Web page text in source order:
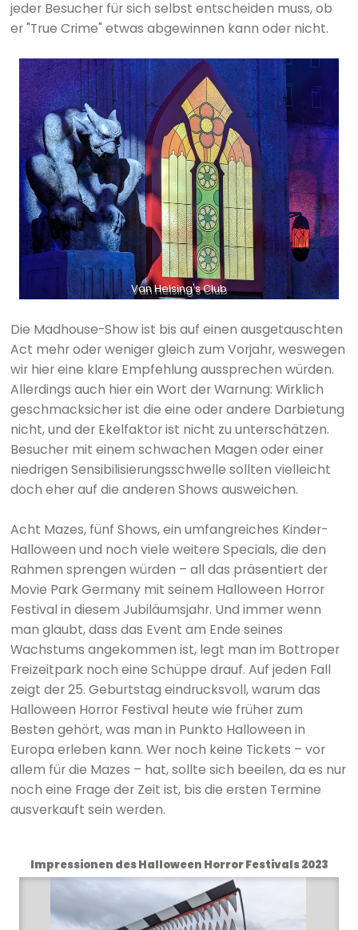
jeder Besucher für sich selbst entscheiden muss, ob
er "True Crime" etwas abgewinnen kann oder nicht.
Van Helsing's Club
Die Madhouse-Show ist bis auf einen ausgetauschten
Act mehr oder weniger gleich zum Vorjahr, weswegen
wir hier eine klare Empfehlung aussprechen würden.
Allerdings auch hier ein Wort der Warnung: Wirklich
geschmacksicher ist die eine oder andere Darbietung
nicht, und der Ekelfaktor ist nicht zu unterschätzen.
Besucher mit einem schwachen Magen oder einer
niedrigen Sensibilisierungsschwelle sollten vielleicht
doch eher auf die anderen Shows ausweichen.
Acht Mazes, fünf Shows, ein umfangreiches Kinder-
Halloween und noch viele weitere Specials, die den
Rahmen sprengen würden – all das präsentiert der
Movie Park Germany mit seinem Halloween Horror
Festival in diesem Jubiläumsjahr. Und immer wenn
man glaubt, dass das Event am Ende seines
Wachstums angekommen ist, legt man im Bottroper
Freizeitpark noch eine Schüppe drauf. Auf jeden Fall
zeigt der 25. Geburtstag eindrucksvoll, warum das
Halloween Horror Festival heute wie früher zum
Besten gehört, was man in Punkto Halloween in
Europa erleben kann. Wer noch keine Tickets – vor
allem für die Mazes – hat, sollte sich beeilen, da es nur
noch eine Frage der Zeit ist, bis die ersten Termine
ausverkauft sein werden.
Impressionen des Halloween Horror Festivals 2023